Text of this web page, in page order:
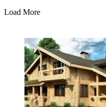
Load More